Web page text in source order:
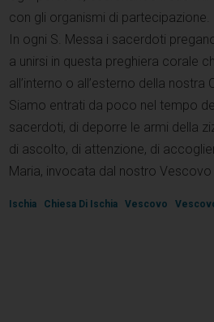
con gli organismi di partecipazione.
In ogni S. Messa i sacerdoti
a unirsi in questa preghiera corale
all’interno o all’esterno della nostra
Siamo entrati da poco nel tempo
sacerdoti, di deporre le armi della
di ascolto, di attenzione, di
Maria, invocata dal nostro Vescovo
Ischia Chiesa Di Ischia Vescovo